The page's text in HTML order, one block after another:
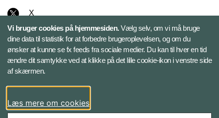
X
Instagram
Bluesky
LinkedIn
Vi bruger cookies på hjemmesiden.Vælg selv, om vi må bruge
dine data til statistik for at forbedre brugeroplevelsen, og om du
ønsker at kunne se fx feeds fra sociale medier. Du kan til hver en tid
ændre dit samtykke ved at klikke på det lille cookie-ikon i venstre side
af skærmen.
Læs mere om cookies